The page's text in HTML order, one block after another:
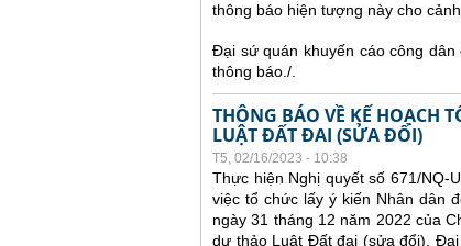
thông báo hiện tượng này cho
Đại sứ quán khuyến cáo công
thông báo./.
THÔNG BÁO VỀ KẾ HOẠCH
LUẬT ĐẤT ĐAI (SỬA ĐỔI)
T5, 02/16/2023 - 10:38
Thực hiện Nghị quyết số 671/NQ-
việc tổ chức lấy ý kiến Nhân dân
ngày 31 tháng 12 năm 2022 của
dự thảo Luật Đất đai (sửa đổi),